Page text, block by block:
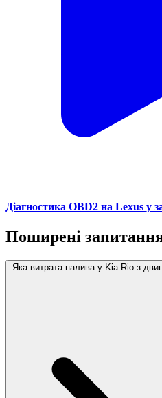
Діагностика OBD2 на Lexus у
Поширені
Яка витрата палива у Kia Rio з